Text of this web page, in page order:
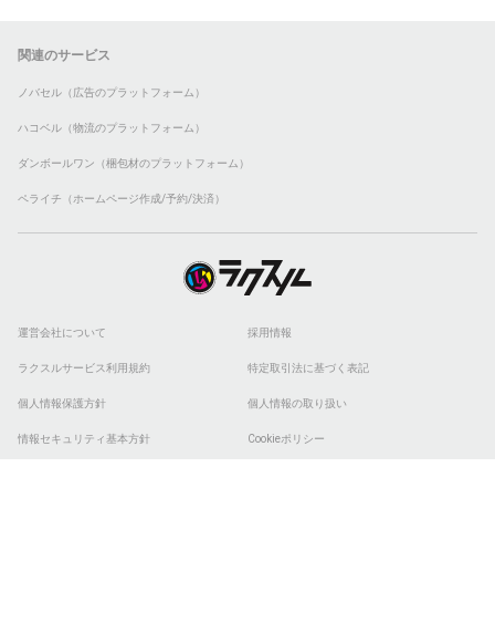
関連のサービス
ノバセル（広告のプラットフォーム）
ハコベル（物流のプラットフォーム）
ダンボールワン（梱包材のプラットフォーム）
ペライチ（ホームページ作成/予約/決済）
運営会社について 採用情報
ラクスルサービス利用規約 特定取引法に基づく表記
個人情報保護方針 個人情報の取り扱い
情報セキュリティ基本方針 Cookieポリシー